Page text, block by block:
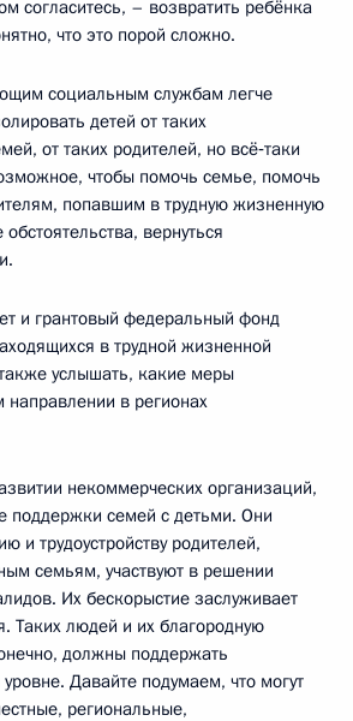
согласитесь, – возвратить ребёнка
что это порой сложно.
социальным службам легче
детей от таких
от таких родителей, но всё‑таки
чтобы помочь семье, помочь
попавшим в трудную жизненную
вернуться
и грантовый федеральный фонд
в трудной жизненной
услышать, какие меры
в регионах
некоммерческих организаций,
поддержки семей с детьми. Они
и трудоустройству родителей,
семьям, участвуют в решении
Их бескорыстие заслуживает
Таких людей и их благородную
должны поддержать
Давайте подумаем, что могут
региональные,